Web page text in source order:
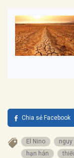
Chia sẻ Facebook
El Nino nguy
hạn hán